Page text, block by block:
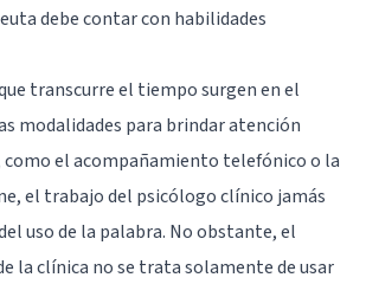
debe contar con habilidades
transcurre el tiempo surgen en el
modalidades para brindar atención
el acompañamiento telefónico o la
el trabajo del psicólogo clínico jamás
uso de la palabra. No obstante, el
la clínica no se trata solamente de usar